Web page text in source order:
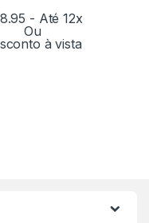
8.95 - Até 12x
Ou
à vista